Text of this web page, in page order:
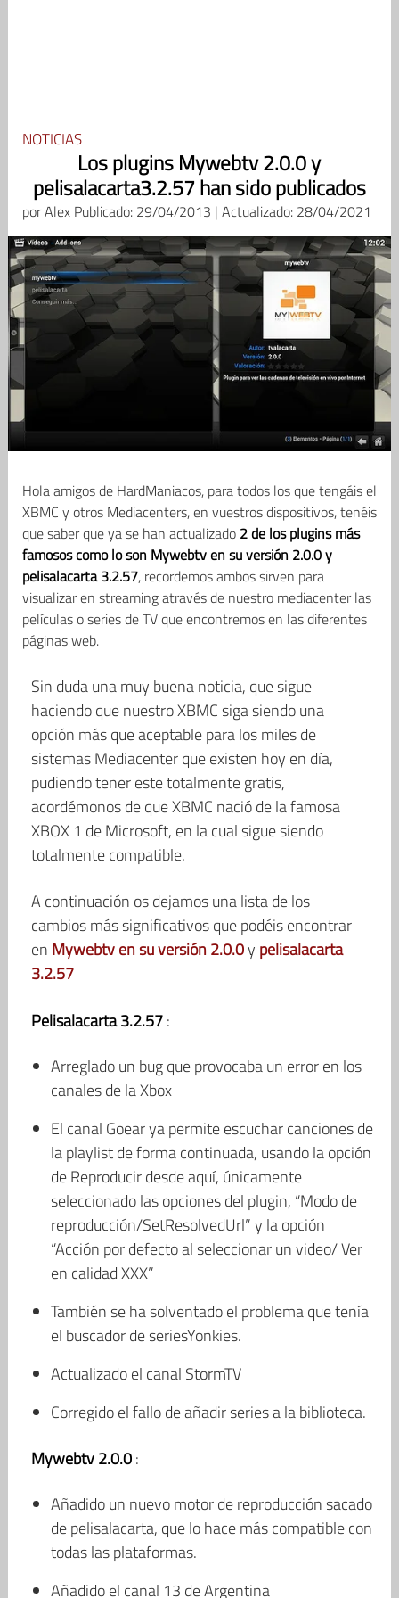
NOTICIAS
Los plugins Mywebtv 2.0.0 y
pelisalacarta3.2.57 han sido publicados
porAlex Publicado: 29/04/2013 | Actualizado: 28/04/2021
Hola amigos de HardManiacos, para todos los que tengáis el
XBMC y otros Mediacenters, en vuestros dispositivos, tenéis
que saber que ya se han actualizado2 de los plugins más
famosos como lo son Mywebtv en su versión 2.0.0 y
pelisalacarta 3.2.57, recordemos ambos sirven para
visualizar en streaming através de nuestro mediacenter las
películas o series de TV que encontremos en las diferentes
páginas web.
Sin duda una muy buena noticia, que sigue
haciendo que nuestro XBMC siga siendo una
opción más que aceptable para los miles de
sistemas Mediacenter que existen hoy en día,
pudiendo tener este totalmente gratis,
acordémonos de que XBMC nació de la famosa
XBOX 1 de Microsoft, en la cual sigue siendo
totalmente compatible.
A continuación os dejamos una lista de los
cambios más significativos que podéis encontrar
en Mywebtv en su versión 2.0.0y pelisalacarta
3.2.57
Pelisalacarta 3.2.57:
Arreglado un bug que provocaba un error en los
canales de la Xbox
El canal Goear ya permite escuchar canciones de
la playlist de forma continuada, usando la opción
de Reproducir desde aquí, únicamente
seleccionado las opciones del plugin, “Modo de
reproducción/SetResolvedUrl” y la opción
“Acción por defecto al seleccionar un video/ Ver
en calidad XXX”
También se ha solventado el problema que tenía
el buscador de seriesYonkies.
Actualizado el canal StormTV
Corregido el fallo de añadir series a la biblioteca.
Mywebtv 2.0.0:
Añadido un nuevo motor de reproducción sacado
de pelisalacarta, que lo hace más compatible con
todas las plataformas.
Añadido el canal 13 de Argentina